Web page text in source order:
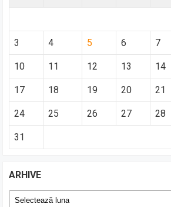
3 4 5 6 7
10 11 12 13 14
17 18 19 20 21
24 25 26 27 28
31
ARHIVE
Arhive